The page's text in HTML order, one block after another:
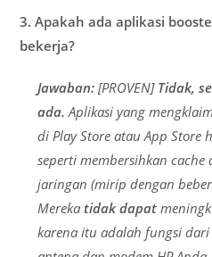
3. Apakah ada aplikasi
bekerja?
Jawaban: [PROVEN] Tidak,
ada. Aplikasi yang
di Play Store atau App Store
seperti membersihkan
jaringan (mirip dengan
Mereka tidak dapat
karena itu adalah fungsi